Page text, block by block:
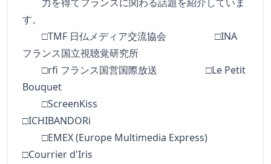
す。
□TMF 日仏メディア交流協会 □INA
フランス国立視聴覚研究所
□rfi フランス国営国際放送 □Le Petit
Bouquet
□ScreenKiss
□ICHIBANDORi
□EMEX (Europe Multimedia Express)
□Courrier d'Iris